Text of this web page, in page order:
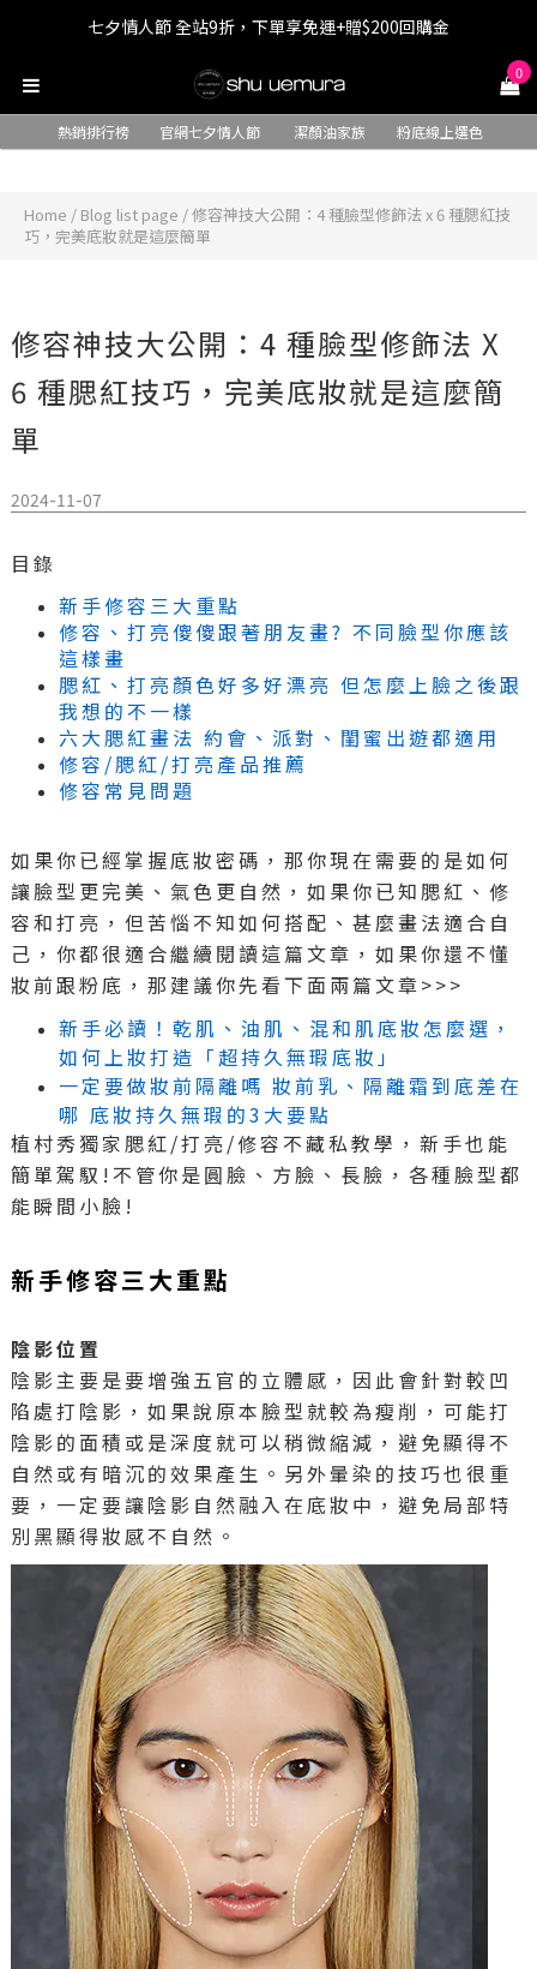
七夕情人節 全站9折，下單享免運+贈$200回購金
七夕情人節 全站9折，下單享免運+贈$200回購金
0
熱銷排行榜 官網七夕情人節 潔顏油家族 粉底線上選色
Home / Blog list page /修容神技大公開：4 種臉型修飾法 x 6 種腮紅技
巧，完美底妝就是這麼簡單
修容神技大公開：4 種臉型修飾法 X
6 種腮紅技巧，完美底妝就是這麼簡
單
2024-11-07
目錄
新手修容三大重點
修容、打亮傻傻跟著朋友畫? 不同臉型你應該
這樣畫
腮紅、打亮顏色好多好漂亮 但怎麼上臉之後跟
我想的不一樣
六大腮紅畫法 約會、派對、閨蜜出遊都適用
修容/腮紅/打亮產品推薦
修容常見問題
如果你已經掌握底妝密碼，那你現在需要的是如何
讓臉型更完美、氣色更自然，如果你已知腮紅、修
容和打亮，但苦惱不知如何搭配、甚麼畫法適合自
己，你都很適合繼續閱讀這篇文章，如果你還不懂
妝前跟粉底，那建議你先看下面兩篇文章>>>
新手必讀！乾肌、油肌、混和肌底妝怎麼選，
如何上妝打造「超持久無瑕底妝」
一定要做妝前隔離嗎 妝前乳、隔離霜到底差在
哪 底妝持久無瑕的3大要點
植村秀獨家腮紅/打亮/修容不藏私教學，新手也能
簡單駕馭!不管你是圓臉、方臉、長臉，各種臉型都
能瞬間小臉!
新手修容三大重點
陰影位置
陰影主要是要增強五官的立體感，因此會針對較凹
陷處打陰影，如果說原本臉型就較為瘦削，可能打
陰影的面積或是深度就可以稍微縮減，避免顯得不
自然或有暗沉的效果產生。另外暈染的技巧也很重
要，一定要讓陰影自然融入在底妝中，避免局部特
別黑顯得妝感不自然。